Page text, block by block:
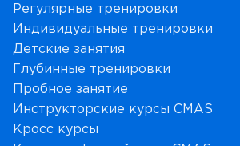
Регулярные тренировки
Индивидуальные тренировки
Детские занятия
Глубинные тренировки
Пробное занятие
Инструкторские курсы CMAS
Кросс курсы